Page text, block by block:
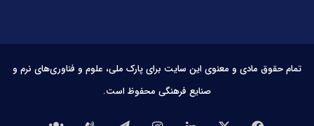
تمام حقوق مادی و معنوی این سایت برای پارک ملی، علوم و فناوری‌های نرم و
صنایع فرهنگی محفوظ است.